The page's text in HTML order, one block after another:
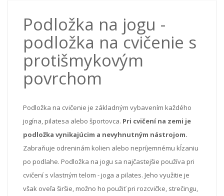
Podložka na jogu -
podložka na cvičenie s
protišmykovým
povrchom
Podložka na cvičenie je základným vybavením každého
jogína, pilatesa alebo športovca. Pri cvičení na zemi je
podložka vynikajúcim a nevyhnutným nástrojom.
Zabraňuje odreninám kolien alebo nepríjemnému kĺzaniu
po podlahe. Podložka na jogu sa najčastejšie používa pri
cvičení s vlastným telom - joga a pilates. Jeho využitie je
však oveľa širšie, možno ho použiť pri rozcvičke, strečingu,